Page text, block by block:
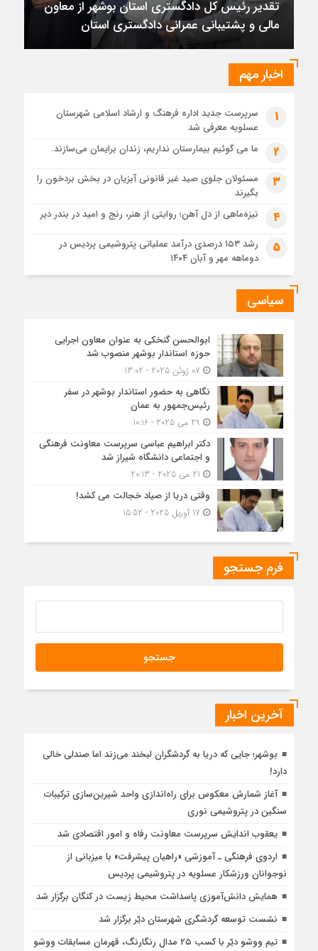
1 ماه قبل
تقدیر رئیس کل دادگستری استان بوشهر از معاون مالی و
پشتیبانی عمرانی دادگستری استان
1 ماه قبل
دادستان بوشهر: تسری منطقه آزاد به بافت شهری مرکز استان
1 ماه قبل
زابل و بندر دیر در فهرست داغ‌ترین نقاط جهان؛ جنوب و شرق ایران
زیر آتش تابستان
تقدیر رئیس کل دادگستری استان بوشهر از معاون
مالی و پشتیبانی عمرانی دادگستری استان
اخبار مهم
1
سرپرست جدید اداره فرهنگ و ارشاد اسلامی شهرستان
عسلویه معرفی شد
2 ما می گوئیم بیمارستان نداریم، زندان برایمان می‌سازند.
3
مسئولان جلوی صید غیر قانونی آبزیان در بخش بردخون را
بگیرند
4 نیزه‌ماهی از دل آهن؛ روایتی از هنر، رنج و امید در بندر دیر
5
رشد ۱۵۳ درصدی درآمد عملیاتی پتروشیمی پردیس در
دوماهه مهر و آبان ۱۴۰۴
سیاسی
ابوالحسن گنخکی به عنوان معاون اجرایی
حوزه استاندار بوشهر منصوب شد
نگاهی به حضور استاندار بوشهر در سفر
رئیس‌جمهور به عمان
دکتر ابراهیم عباسی سرپرست معاونت فرهنگی
و اجتماعی دانشگاه شیراز شد
وقتی دریا از صیاد خجالت می کشد!
فرم جستجو
آخرین اخبار
بوشهر؛ جایی که دریا به گردشگران لبخند می‌زند اما صندلی خالی
دارد!
آغاز شمارش معکوس برای راه‌اندازی واحد شیرین‌سازی ترکیبات
سنگین در پتروشیمی نوری
یعقوب اندایش سرپرست معاونت رفاه و امور اقتصادی شد
اردوی فرهنگی ـ آموزشی «راهیان پیشرفت» با میزبانی از
نوجوانان ورزشکار عسلویه در پتروشیمی پردیس
همایش دانش‌آموزی پاسداشت محیط زیست در کنگان برگزار شد
نشست توسعه گردشگری شهرستان دیّر برگزار شد
تیم ووشو دیّر با کسب ۲۵ مدال رنگارنگ، قهرمان مسابقات ووشو